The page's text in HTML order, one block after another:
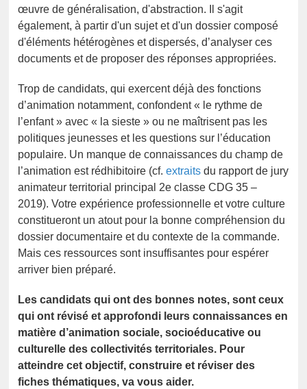
œuvre de généralisation, d'abstraction. Il s'agit
également, à partir d'un sujet et d'un dossier composé
d'éléments hétérogènes et dispersés, d’analyser ces
documents et de proposer des réponses appropriées.
Trop de candidats, qui exercent déjà des fonctions
d’animation notamment, confondent « le rythme de
l’enfant » avec « la sieste » ou ne maîtrisent pas les
politiques jeunesses et les questions sur l’éducation
populaire. Un manque de connaissances du champ de
l’animation est rédhibitoire (cf.extraits du rapport de jury
animateur territorial principal 2e classe CDG 35 –
2019). Votre expérience professionnelle et votre culture
constitueront un atout pour la bonne compréhension du
dossier documentaire et du contexte de la commande.
Mais ces ressources sont insuffisantes pour espérer
arriver bien préparé.
Les candidats qui ont des bonnes notes, sont ceux
qui ont révisé et approfondi leurs connaissances en
matière d’animation sociale, socioéducative ou
culturelle des collectivités territoriales. Pour
atteindre cet objectif, construire et réviser des
fiches thématiques, va vous aider.